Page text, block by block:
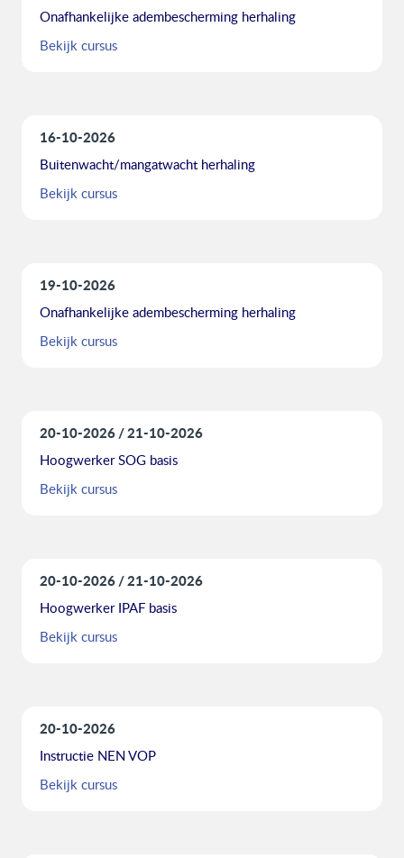
Onafhankelijke adembescherming herhaling
Bekijk cursus
16-10-2026
Buitenwacht/mangatwacht herhaling
Bekijk cursus
19-10-2026
Onafhankelijke adembescherming herhaling
Bekijk cursus
20-10-2026 21-10-2026
Hoogwerker SOG basis
Bekijk cursus
20-10-2026 21-10-2026
Hoogwerker IPAF basis
Bekijk cursus
20-10-2026
Instructie NEN VOP
Bekijk cursus